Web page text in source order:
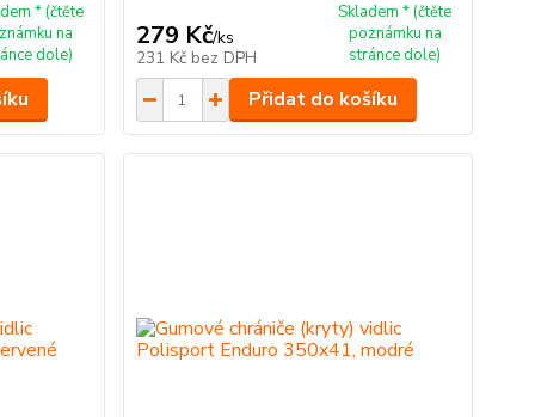
* (čtěte
na
dole)
279 Kč/ks
231 Kč bez DPH
Skladem * (čtěte
poznámku na
stránce dole)
Přidat do košíku